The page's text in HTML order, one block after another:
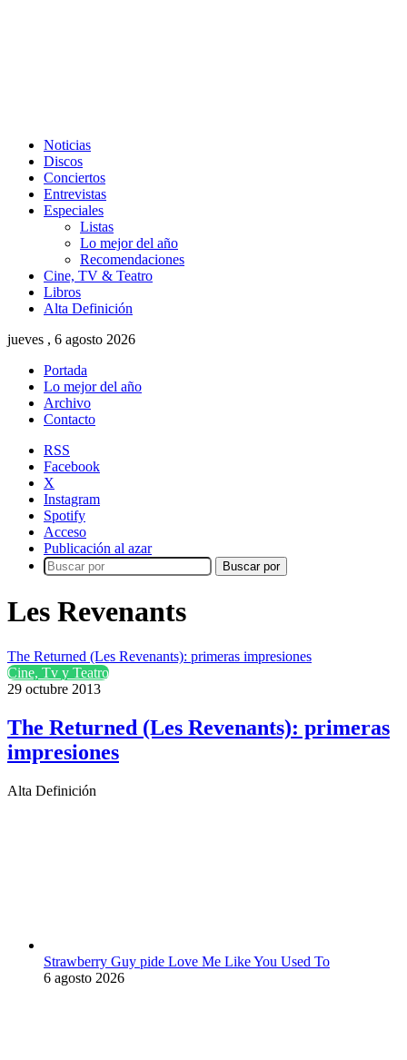
Noticias
Discos
Conciertos
Entrevistas
Especiales
Listas
Lo mejor del año
Recomendaciones
Cine, TV & Teatro
Libros
Alta Definición
jueves , 6 agosto 2026
Portada
Lo mejor del año
Archivo
Contacto
RSS
Facebook
X
Instagram
Spotify
Acceso
Publicación al azar
Buscar por
Les Revenants
The Returned (Les Revenants): primeras impresiones
Cine, Tv y Teatro
29 octubre 2013
The Returned (Les Revenants): primeras
impresiones
Alta Definición
Strawberry Guy pide Love Me Like You Used To
6 agosto 2026